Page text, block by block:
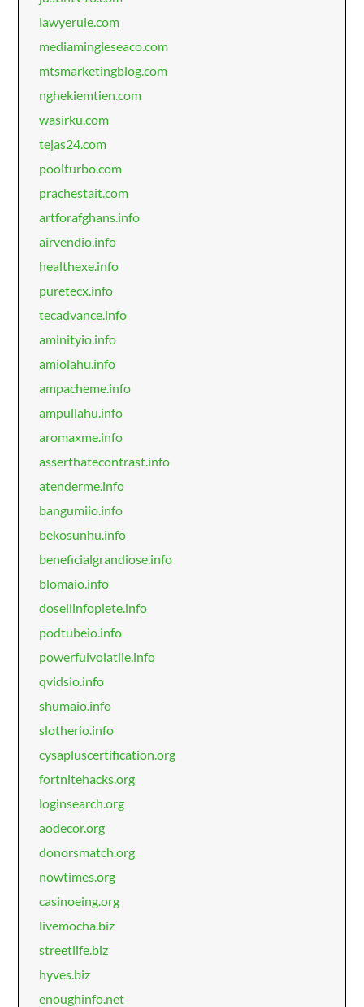
lawyerule.com
mediamingleseaco.com
mtsmarketingblog.com
nghekiemtien.com
wasirku.com
tejas24.com
poolturbo.com
prachestait.com
artforafghans.info
airvendio.info
healthexe.info
puretecx.info
tecadvance.info
aminityio.info
amiolahu.info
ampacheme.info
ampullahu.info
aromaxme.info
asserthatecontrast.info
atenderme.info
bangumiio.info
bekosunhu.info
beneficialgrandiose.info
blomaio.info
dosellinfoplete.info
podtubeio.info
powerfulvolatile.info
qvidsio.info
shumaio.info
slotherio.info
cysapluscertification.org
fortnitehacks.org
loginsearch.org
aodecor.org
donorsmatch.org
nowtimes.org
casinoeing.org
livemocha.biz
streetlife.biz
hyves.biz
enoughinfo.net